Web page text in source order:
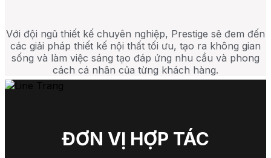
Với đội ngũ thiết kế chuyên nghiệp, Prestige sẽ đem đến
các giải pháp thiết kế nội thất tối ưu, tạo ra không gian
sống và làm việc sáng tạo đáp ứng nhu cầu và phong
cách cá nhân của từng khách hàng.
ĐƠN VỊ HỢP TÁC